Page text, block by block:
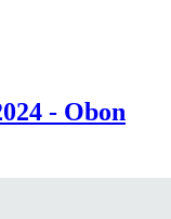
- Obon